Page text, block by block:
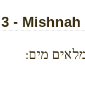
- Mishnah
מים: